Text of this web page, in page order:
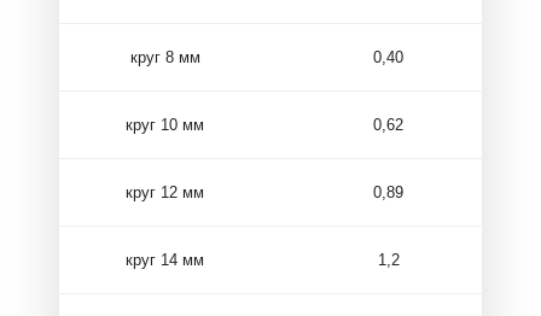
круг 8 мм 0,40
круг 10 мм 0,62
круг 12 мм 0,89
круг 14 мм 1,2